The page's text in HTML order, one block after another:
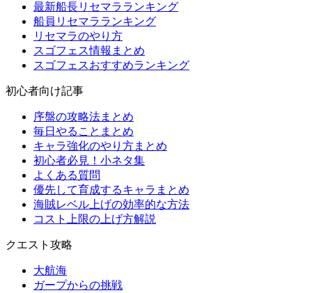
最新船長リセマラランキング
船員リセマラランキング
リセマラのやり方
スゴフェス情報まとめ
スゴフェスおすすめランキング
初心者向け記事
序盤の攻略法まとめ
毎日やることまとめ
キャラ強化のやり方まとめ
初心者必見！小ネタ集
よくある質問
優先して育成するキャラまとめ
海賊レベル上げの効率的な方法
コスト上限の上げ方解説
クエスト攻略
大航海
ガープからの挑戦